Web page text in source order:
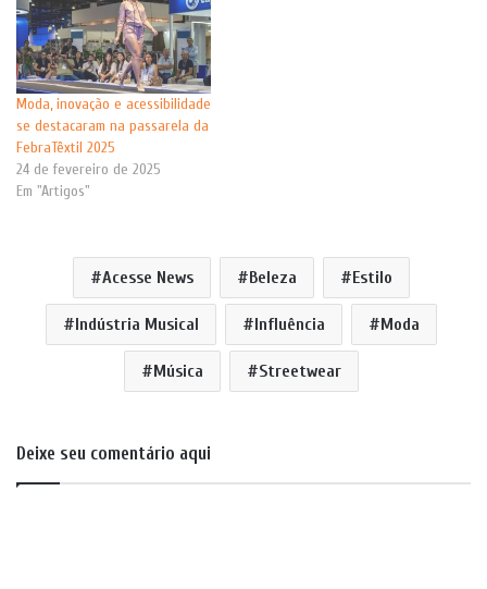
Moda, inovação e acessibilidade
se destacaram na passarela da
FebraTêxtil 2025
24 de fevereiro de 2025
Em "Artigos"
Acesse News Beleza Estilo
Indústria Musical Influência Moda
Música Streetwear
Deixe seu comentário aqui